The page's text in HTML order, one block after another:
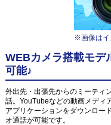
※画像はイ
WEBカメラ搭載モデ
可能♪
外出先・出張先からのミーティ
話。YouTubeなどの動画メディ
アプリケーションをダウンロー
オ通話が可能です。